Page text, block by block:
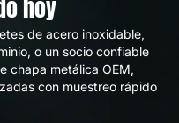
chapa
hoy
de acero inoxidable,
o un socio confiable
metálica OEM,